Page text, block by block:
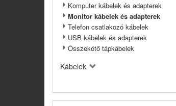
Komputer kábelek és adapterek
Monitor kábelek és adapterek
Telefon csatlakozó kábelek
USB kábelek és adapterek
Összekötő tápkábelek
Kábelek